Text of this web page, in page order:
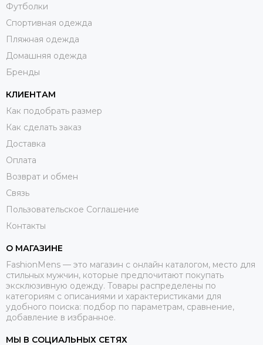
Футболки
Спортивная одежда
Пляжная одежда
Домашняя одежда
Бренды
КЛИЕНТАМ
Как подобрать размер
Как сделать заказ
Доставка
Оплата
Возврат и обмен
Связь
Пользовательское Соглашение
Контакты
О МАГАЗИНЕ
FashionMens — это магазин с онлайн каталогом, место для
стильных мужчин, которые предпочитают покупать
эксклюзивную одежду. Товары распределены по
категориям с описаниями и характеристиками для
удобного поиска: подбор по параметрам, сравнение,
добавление в избранное.
МЫ В СОЦИАЛЬНЫХ СЕТЯХ